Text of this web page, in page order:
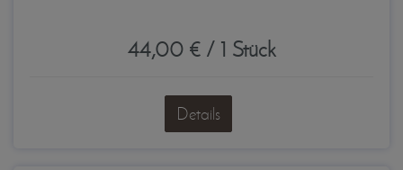
44,00 € / 1 Stück
Details